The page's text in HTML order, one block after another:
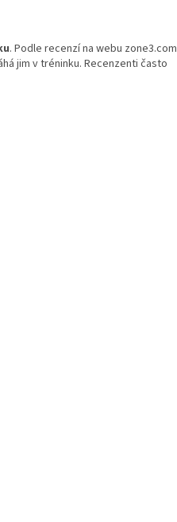
. Podle recenzí na webu zone3.com
jim v tréninku. Recenzenti často